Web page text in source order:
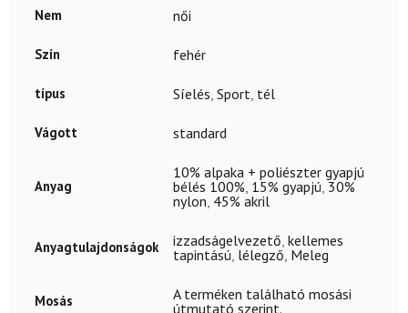
Nem női
Szín fehér
típus Síelés, Sport, tél
Vágott standard
Anyag
10% alpaka + poliészter gyapjú
bélés 100%, 15% gyapjú, 30%
nylon, 45% akril
Anyagtulajdonságok izzadságelvezető, kellemes
tapintású, lélegző, Meleg
Mosás
A terméken található mosási
útmutató szerint.